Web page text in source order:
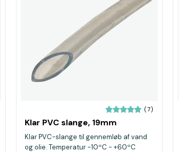
(7)
Klar PVC slange, 19mm
Klar PVC-slange til gennemløb af vand
og olie. Temperatur -10ºC - +60ºC